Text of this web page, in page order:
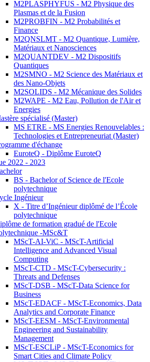
M2PLASPHYFUS - M2 Physique des
Plasmas et de la Fusion
M2PROBFIN - M2 Probabilités et
Finance
M2QNSLMT - M2 Quantique, Lumière,
Matériaux et Nanosciences
M2QUANTDEV - M2 Dispositifs
Quantiques
M2SMNO - M2 Science des Matériaux et
des Nano-Objets
M2SOLIDS - M2 Mécanique des Solides
M2WAPE - M2 Eau, Pollution de l'Air et
Energies
spécialisé (Master)
MS ETRE - MS Energies Renouvelables :
Technologies et Entrepreneuriat (Master)
d'échange
EuroteQ - Diplôme EuroteQ
2022 - 2023
BS - Bachelor of Science de l'Ecole
polytechnique
Ingénieur
X - Titre d’Ingénieur diplômé de l’École
polytechnique
de formation gradué de l'Ecole
-MSc&T
MScT-AI-ViC - MScT-Artificial
Intelligence and Advanced Visual
Computing
MScT-CTD - MScT-Cybersecurity :
Threats and Defenses
MScT-DSB - MScT-Data Science for
Business
MScT-EDACF - MScT-Economics, Data
Analytics and Corporate Finance
MScT-EESM - MScT-Environmental
Engineering and Sustainability
Management
MScT-ESCLiP - MScT-Economics for
Smart Cities and Climate Policy